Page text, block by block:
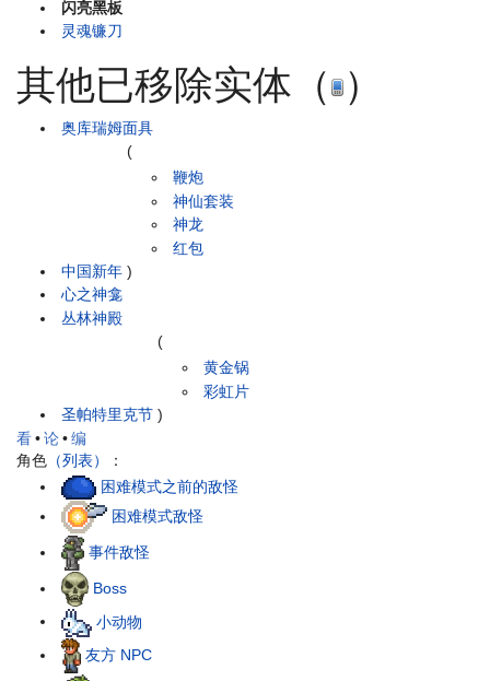
闪亮黑板
灵魂镰刀
其他已移除实体（ ）
奥库瑞姆面具
中国新年
(
鞭炮
神仙套装
神龙
红包
)
心之神龛
丛林神殿
圣帕特里克节
(
黄金锅
彩虹片
)
看•论•编
角色 （列表）
：
困难模式之前的敌怪
困难模式敌怪
事件敌怪
Boss
小动物
友方 NPC